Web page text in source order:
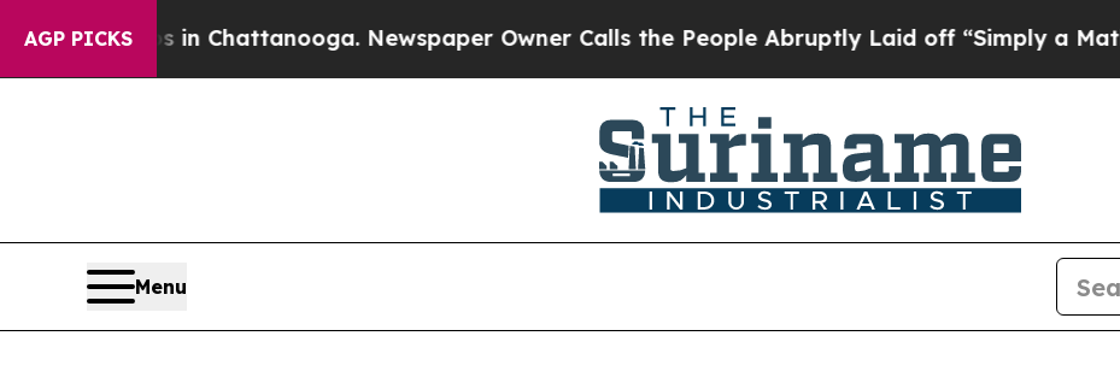
AGP PICKS
in Chattanooga. Newspaper Owner Calls the People Abruptly Laid off “Simply a Math Problem
Menu